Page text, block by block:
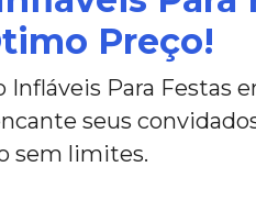
Preço!
Para Festas
seus
sem limites.